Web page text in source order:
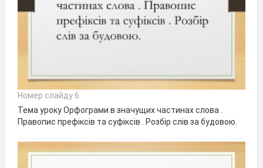
Номер слайду 6
Тема уроку Орфограми в значущих частинах слова .
Правопис префіксів та суфіксів . Розбір слів за будовою.